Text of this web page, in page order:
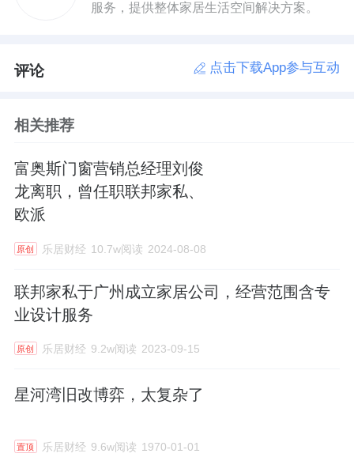
服务，提供整体家居生活空间解决方案。
评论 点击下载App参与互动
相关推荐
富奥斯门窗营销总经理刘俊
龙离职，曾任职联邦家私、
欧派
原创 乐居财经 10.7w阅读 2024-08-08
联邦家私于广州成立家居公司，经营范围含专
业设计服务
原创 乐居财经 9.2w阅读 2023-09-15
星河湾旧改博弈，太复杂了
置顶 乐居财经 9.6w阅读 1970-01-01